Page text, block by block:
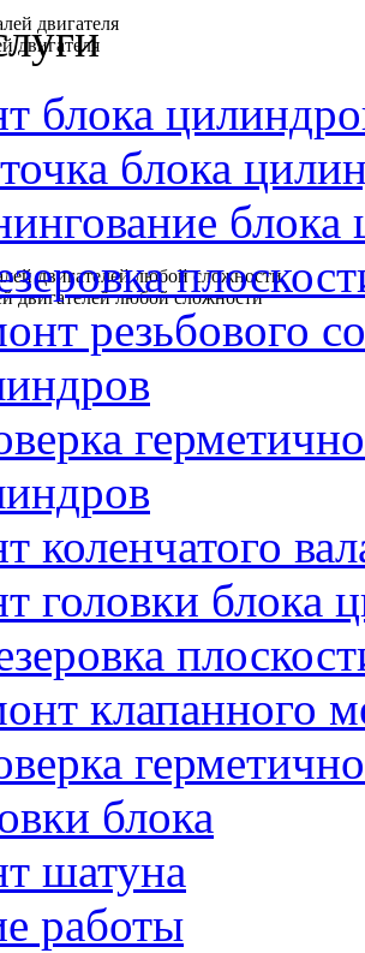
двигателя
двигателей любой сложности
блока
блока
блока
резьбового
коленчатого
головки блока
клапанного
блока
шатуна
работы